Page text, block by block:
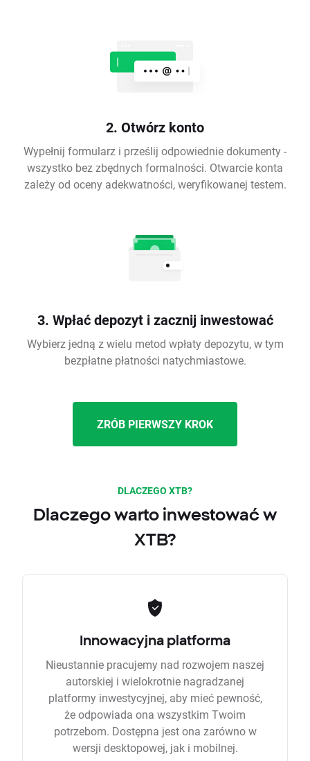
2. Otwórz konto
Wypełnij formularz i prześlij odpowiednie dokumenty -
wszystko bez zbędnych formalności. Otwarcie konta
zależy od oceny adekwatności, weryfikowanej testem.
3. Wpłać depozyt i zacznij inwestować
Wybierz jedną z wielu metod wpłaty depozytu, w tym
bezpłatne płatności natychmiastowe.
ZRÓB PIERWSZY KROK
DLACZEGO XTB?
Dlaczego warto inwestować w
XTB?
Innowacyjna platforma
Nieustannie pracujemy nad rozwojem naszej
autorskiej i wielokrotnie nagradzanej
platformy inwestycyjnej, aby mieć pewność,
że odpowiada ona wszystkim Twoim
potrzebom. Dostępna jest ona zarówno w
wersji desktopowej, jak i mobilnej.